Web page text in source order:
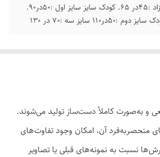
نوزاد :۴۵در ۶۵. کودک سایز سایز اول :۵۰در۹۰.
دوم :۵۰در۱۱۰ سایز سه :۷۰ در ۱۳۰
و به‌صورت کاملاً دست‌ساز تولید می‌شوند.
منحصر‌به‌فرد آن، امکان وجود تفاوت‌های
نسبت به نمونه‌های قبلی یا تصاویر